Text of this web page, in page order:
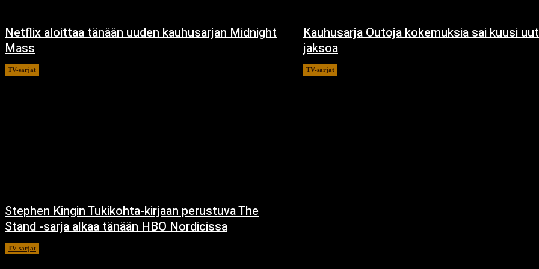
Netflix aloittaa tänään uuden kauhusarjan Midnight
Mass
TV-sarjat
Kauhusarja Outoja kokemuksia sai kuusi
jaksoa
TV-sarjat
Stephen Kingin Tukikohta-kirjaan perustuva The
Stand -sarja alkaa tänään HBO Nordicissa
TV-sarjat